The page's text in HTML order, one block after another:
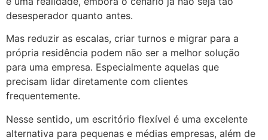
desesperador quanto antes.
Mas reduzir as escalas, criar turnos e migrar para a
própria residência podem não ser a melhor solução
para uma empresa. Especialmente aquelas que
precisam lidar diretamente com clientes
frequentemente.
Nesse sentido, um escritório flexível é uma excelente
alternativa para pequenas e médias empresas, além de